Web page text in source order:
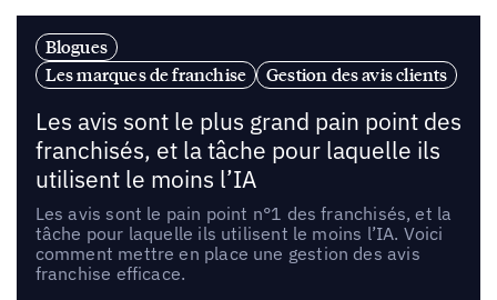
Blogues
Les marques de franchise
Gestion des avis clients
Les avis sont le plus grand pain point des
franchisés, et la tâche pour laquelle ils
utilisent le moins l’IA
Les avis sont le pain point n°1 des franchisés, et la
tâche pour laquelle ils utilisent le moins l’IA. Voici
comment mettre en place une gestion des avis
franchise efficace.